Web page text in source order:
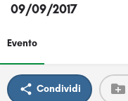
09/09/2017
Evento
Condividi